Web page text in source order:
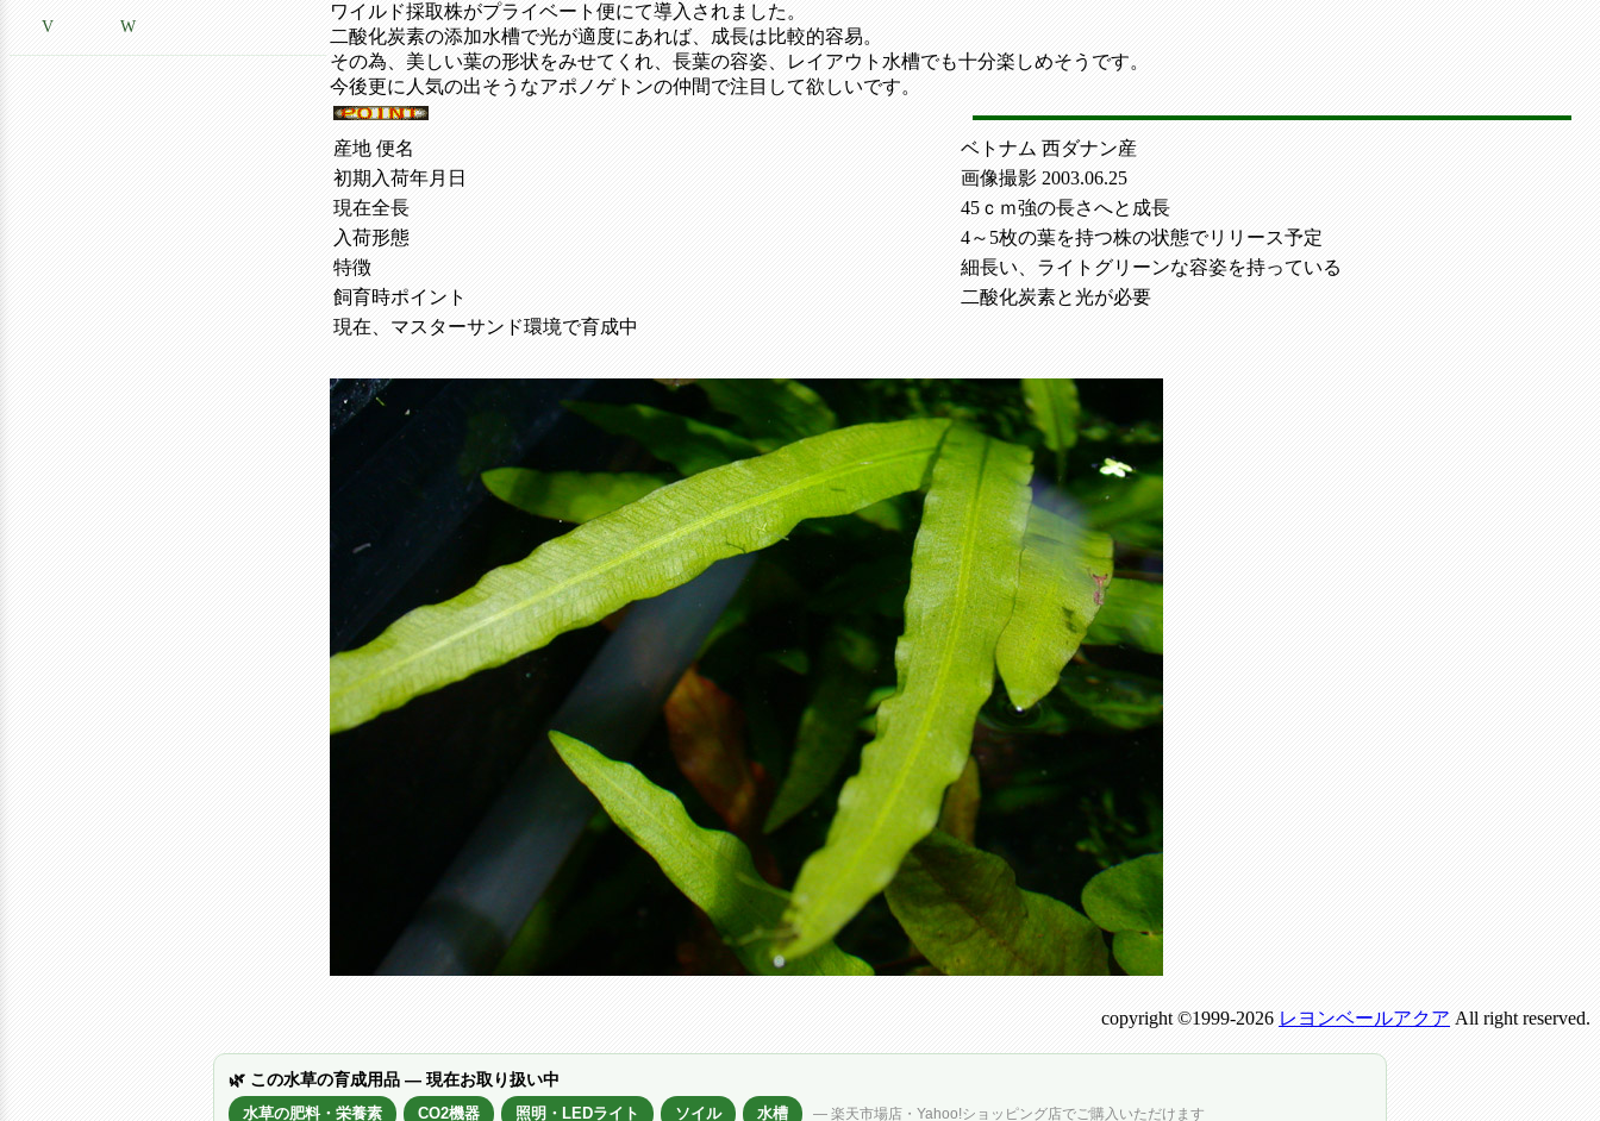
ワイルド採取株がプライベート便にて導入されました。
二酸化炭素の添加水槽で光が適度にあれば、成長は比較的容易。
その為、美しい葉の形状をみせてくれ、長葉の容姿、レイアウト水槽でも十分楽しめそうです。
今後更に人気の出そうなアポノゲトンの仲間で注目して欲しいです。
産地 便名
ベトナム 西ダナン産
初期入荷年月日
画像撮影 2003.06.25
現在全長
45ｃｍ強の長さへと成長
入荷形態
4～5枚の葉を持つ株の状態でリリース予定
特徴
細長い、ライトグリーンな容姿を持っている
飼育時ポイント
二酸化炭素と光が必要
現在、マスターサンド環境で育成中
V W
copyright ©1999-2026 レヨンベールアクア All right reserved.
🌿 この水草の育成用品 — 現在お取り扱い中
水草の肥料・栄養素 CO2機器 照明・LEDライト ソイル 水槽 — 楽天市場店・Yahoo!ショッピング店でご購入いただけます